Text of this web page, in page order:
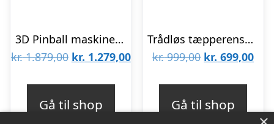
3D Pinball maskine puslespil fra Rokrâ¢ (EG01)
kr.1.879,00 Den
var:
kr. 1.279,00Den
er:
Gå til shop
Trådløs tæpperenser fra Sjö
kr.999,00 Den
var:
kr. 699,00Den
er:
Gå til shop